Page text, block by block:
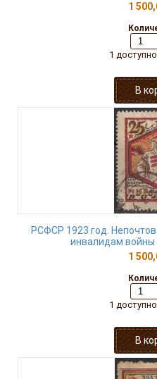
1
1
РСФСР 1923 год.
инвалидам войны
1
1